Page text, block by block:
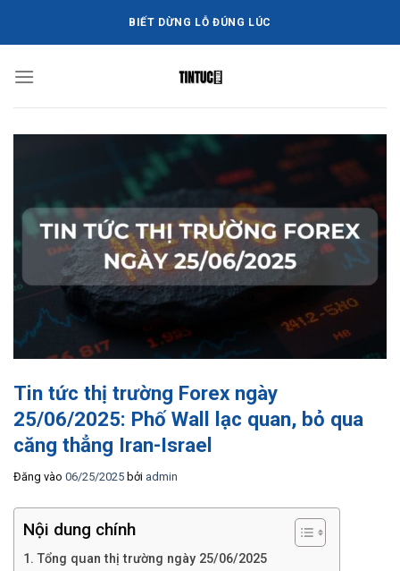
dung
BIẾT DỪNG LỖ ĐÚNG LÚC
Tin tức thị trường Forex ngày
25/06/2025: Phố Wall lạc quan, bỏ qua
căng thẳng Iran-Israel
Đăng vào 06/25/2025 bởi admin
Nội dung chính
Tổng quan thị trường ngày 25/06/2025